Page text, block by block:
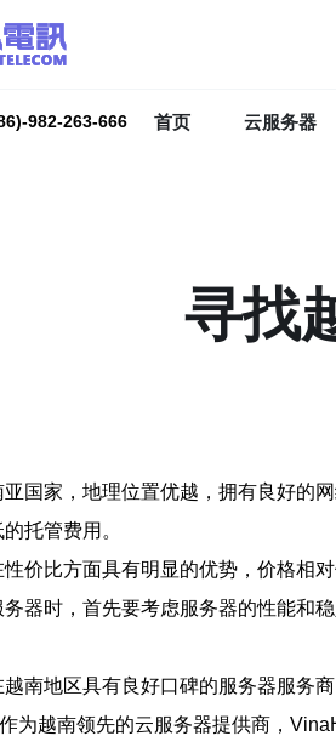
982-263-666 首页 云服务器
寻找
国家，地理位置优越，拥有良好的
托管费用。
价比方面具有明显的优势，价格相
器时，首先要考虑服务器的性能和
南地区具有良好口碑的服务器服务商
为越南领先的云服务器提供商，